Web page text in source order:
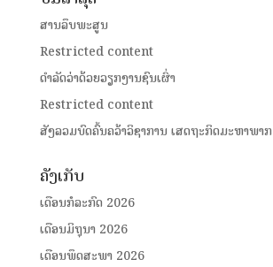
ສານລຶບພະສູນ
Restricted content
ດໍາລັດວ່າດ້ວຍວຽກງານຊົນເຜົ່າ
Restricted content
ສັງລວມບົດຄົ້ນຄວ້າວິຊາການ ເສດຖະກິດມະຫາພາ
ຄັງເກັບ
ເດືອນກໍລະກົດ 2026
ເດືອນມິຖຸນາ 2026
ເດືອນພຶດສະພາ 2026